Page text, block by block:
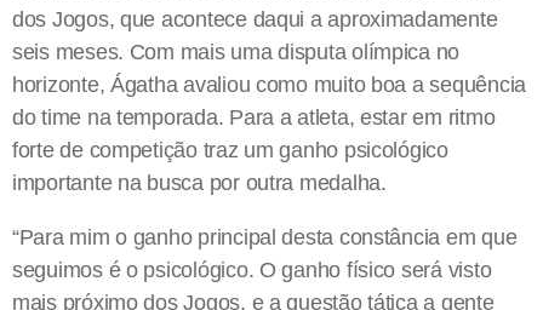
dos Jogos, que acontece daqui a aproximadamente
seis meses. Com mais uma disputa olímpica no
horizonte, Ágatha avaliou como muito boa a sequência
do time na temporada. Para a atleta, estar em ritmo
forte de competição traz um ganho psicológico
importante na busca por outra medalha.
“Para mim o ganho principal desta constância em que
seguimos é o psicológico. O ganho físico será visto
mais próximo dos Jogos, e a questão tática a gente